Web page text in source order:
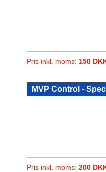
Pris inkl. moms: 150
MVP Control -
Pris inkl. moms: 200